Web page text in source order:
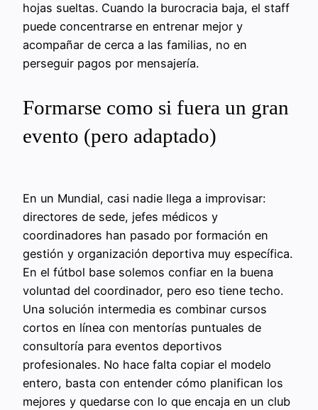
hojas sueltas. Cuando la burocracia baja, el staff
puede concentrarse en entrenar mejor y
acompañar de cerca a las familias, no en
perseguir pagos por mensajería.
Formarse como si fuera un gran
evento (pero adaptado)
En un Mundial, casi nadie llega a improvisar:
directores de sede, jefes médicos y
coordinadores han pasado por formación en
gestión y organización deportiva muy específica.
En el fútbol base solemos confiar en la buena
voluntad del coordinador, pero eso tiene techo.
Una solución intermedia es combinar cursos
cortos en línea con mentorías puntuales de
consultoría para eventos deportivos
profesionales. No hace falta copiar el modelo
entero, basta con entender cómo planifican los
mejores y quedarse con lo que encaja en un club